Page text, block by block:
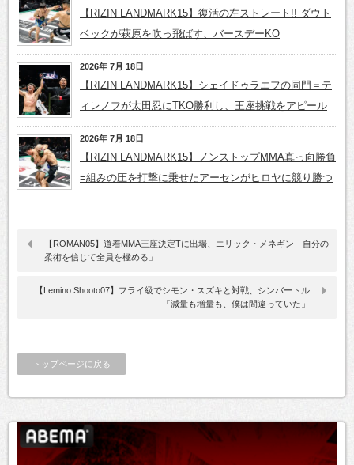
【RIZIN LANDMARK15】復活の左ストレート!! ダウト
ベックが萩原を吹っ飛ばす、バースデーKO
2026年 7月 18日
【RIZIN LANDMARK15】シェイドゥラエフの同門＝テ
ィレノフが太田忍にTKO勝利し、王座挑戦をアピール
2026年 7月 18日
【RIZIN LANDMARK15】ノンストップMMA真っ向勝負
=組みの圧を打撃に乗せたアーセンがヒロヤに競り勝つ
【ROMAN05】道着MMA王座決定Tに出場、エリック・メネギン「自分の
柔術を信じて全員を極める」
【Lemino Shooto07】フライ級でシモン・スズキと対戦、シンバートル
「減量も増量も、僕は間違っていた」
トップページに戻る